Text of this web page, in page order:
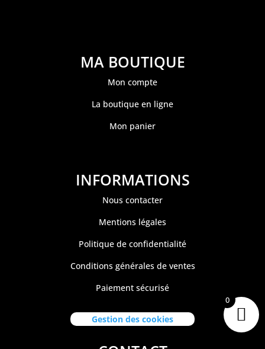
MA BOUTIQUE
Mon compte
La boutique en ligne
Mon panier
INFORMATIONS
Nous contacter
Mentions légales
Politique de confidentialité
Conditions générales de ventes
Paiement sécurisé
Gestion des cookies
0